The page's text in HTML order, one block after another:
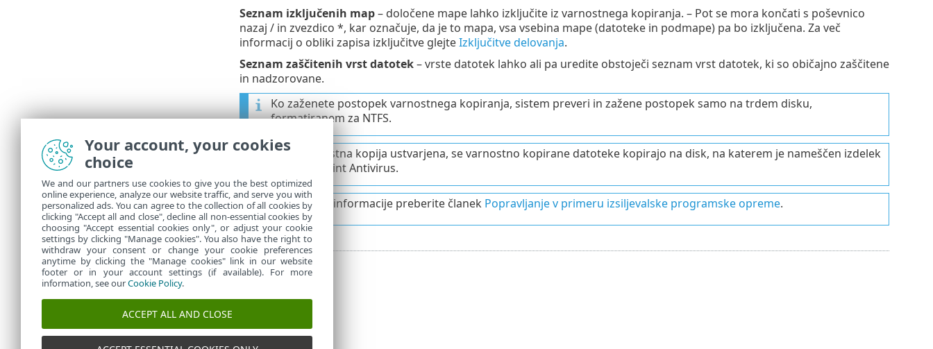
Seznam izključenih map– določene mape lahko izključite iz varnostnega kopiranja. – Pot se mora končati s poševnico
nazaj / in zvezdico *, kar označuje, da je to mapa, vsa vsebina mape (datoteke in podmape) pa bo izključena. Za več
informacij o obliki zapisa izključitve glejteIzključitve delovanja.
Seznam zaščitenih vrst datotek– vrste datotek lahko ali pa uredite obstoječi seznam vrst datotek, ki so običajno zaščitene
in nadzorovane.
Ko zaženete postopek varnostnega kopiranja, sistem preveri in zažene postopek samo na trdem disku,
formatiranem za NTFS.
Ko je varnostna kopija ustvarjena, se varnostno kopirane datoteke kopirajo na disk, na katerem je nameščen izdelek
ESET Endpoint Antivirus.
Za dodatne informacije preberite članek Popravljanje v primeru izsiljevalske programske opreme.
Your account, your cookies
choice
We and our partners use cookies to give you the best optimized
online experience, analyze our website traffic, and serve you with
personalized ads. You can agree to the collection of all cookies by
clicking "Accept all and close", decline all non-essential cookies by
choosing "Accept essential cookies only", or adjust your cookie
settings by clicking "Manage cookies". You also have the right to
withdraw your consent or change your cookie preferences
anytime by clicking the "Manage cookies" link in our website
footer or in your account settings (if available). For more
information, see ourCookie Policy.
ACCEPT ALL AND CLOSE